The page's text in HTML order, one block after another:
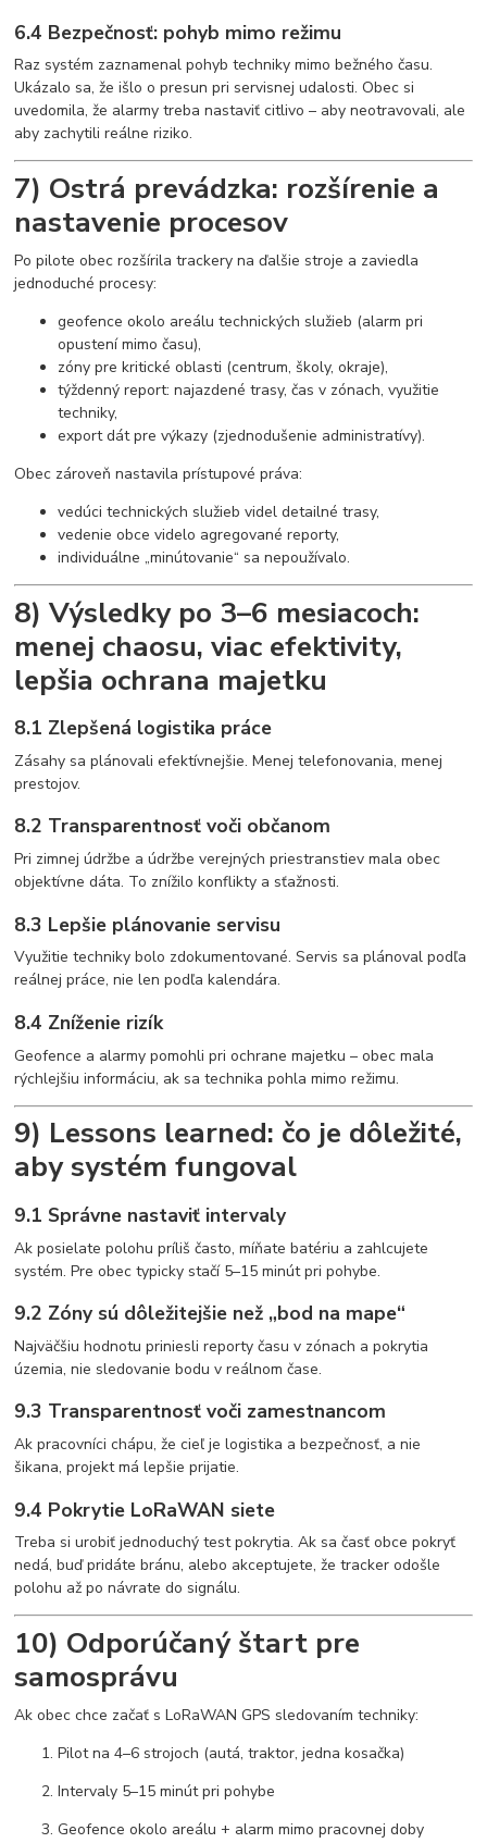
6.4 Bezpečnosť: pohyb mimo režimu
Raz systém zaznamenal pohyb techniky mimo bežného času.
Ukázalo sa, že išlo o presun pri servisnej udalosti. Obec si
uvedomila, že alarmy treba nastaviť citlivo – aby neotravovali, ale
aby zachytili reálne riziko.
7) Ostrá prevádzka: rozšírenie a
nastavenie procesov
Po pilote obec rozšírila trackery na ďalšie stroje a zaviedla
jednoduché procesy:
geofence okolo areálu technických služieb (alarm pri
opustení mimo času),
zóny pre kritické oblasti (centrum, školy, okraje),
týždenný report: najazdené trasy, čas v zónach, využitie
techniky,
export dát pre výkazy (zjednodušenie administratívy).
Obec zároveň nastavila prístupové práva:
vedúci technických služieb videl detailné trasy,
vedenie obce videlo agregované reporty,
individuálne „minútovanie“ sa nepoužívalo.
8) Výsledky po 3–6 mesiacoch:
menej chaosu, viac efektivity,
lepšia ochrana majetku
8.1 Zlepšená logistika práce
Zásahy sa plánovali efektívnejšie. Menej telefonovania, menej
prestojov.
8.2 Transparentnosť voči občanom
Pri zimnej údržbe a údržbe verejných priestranstiev mala obec
objektívne dáta. To znížilo konflikty a sťažnosti.
8.3 Lepšie plánovanie servisu
Využitie techniky bolo zdokumentované. Servis sa plánoval podľa
reálnej práce, nie len podľa kalendára.
8.4 Zníženie rizík
Geofence a alarmy pomohli pri ochrane majetku – obec mala
rýchlejšiu informáciu, ak sa technika pohla mimo režimu.
9) Lessons learned: čo je dôležité,
aby systém fungoval
9.1 Správne nastaviť intervaly
Ak posielate polohu príliš často, míňate batériu a zahlcujete
systém. Pre obec typicky stačí 5–15 minút pri pohybe.
9.2 Zóny sú dôležitejšie než „bod na mape“
Najväčšiu hodnotu priniesli reporty času v zónach a pokrytia
územia, nie sledovanie bodu v reálnom čase.
9.3 Transparentnosť voči zamestnancom
Ak pracovníci chápu, že cieľ je logistika a bezpečnosť, a nie
šikana, projekt má lepšie prijatie.
9.4 Pokrytie LoRaWAN siete
Treba si urobiť jednoduchý test pokrytia. Ak sa časť obce pokryť
nedá, buď pridáte bránu, alebo akceptujete, že tracker odošle
polohu až po návrate do signálu.
10) Odporúčaný štart pre
samosprávu
Ak obec chce začať s LoRaWAN GPS sledovaním techniky:
Pilot na 4–6 strojoch (autá, traktor, jedna kosačka)
Intervaly 5–15 minút pri pohybe
Geofence okolo areálu + alarm mimo pracovnej doby